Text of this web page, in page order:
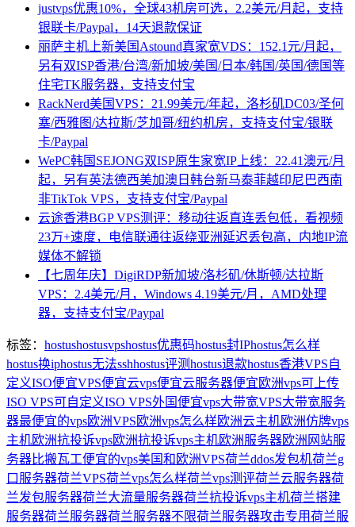
justvps优惠10%，全球43机房可选，2.2美元/月起，支持
银联卡/Paypal，14天退款保证
丽萨主机上新美国Astound真家宽VDS：152.1元/月起，
另有双ISP香港/台湾/新加坡/美国/日本/韩国/英国/德国等
住宅TK服务器，支持支付宝
RackNerd美国VPS：21.99美元/年起，洛杉矶DC03/圣何
塞/西雅图/达拉斯/芝加哥/纽约机房，支持支付宝/银联
卡/Paypal
WePC韩国SEJONG双ISP原生家宽IP上线：22.41澳元/月
起，另有英法德西美加澳日韩台新马泰菲越印尼巴西南
非TikTok VPS，支持支付宝/Paypal
云途香港BGP VPS测评：移动往返直连丢包低，看视频
23万+速度，电信联通往返绕亚洲延迟丢包高，内地IP流
媒体不解锁
【七周年庆】DigiRDP新加坡/洛杉矶/休斯顿/达拉斯
VPS：2.4美元/月，Windows 4.19美元/月，AMD处理
器，支持支付宝/Paypal
标签： hostushostusvpshostus优惠码hostus封IPhostus怎么样
hostus换iphostus无法sshhostus评测hostus退款hostus香港VPS自
定义ISO便宜VPS便宜云vps便宜云服务器便宜欧洲vps可上传
ISO VPS可自定义ISO VPS外国便宜vps大带宽VPS大带宽服务
器最便宜的vps欧洲VPS欧洲vps怎么样欧洲云主机欧洲仿牌vps
主机欧洲抗投诉vps欧洲抗投诉vps主机欧洲服务器欧洲网站服
务器比搬瓦工便宜的vps美国和欧洲VPS荷兰ddos发包机荷兰g
口服务器荷兰VPS荷兰vps怎么样荷兰vps测评荷兰云服务器荷
兰发包服务器荷兰大流量服务器荷兰抗投诉vps主机荷兰搭建
服务器荷兰服务器荷兰服务器不限荷兰服务器攻击专用荷兰服